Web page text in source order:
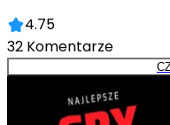
4.75
32 Komentarze